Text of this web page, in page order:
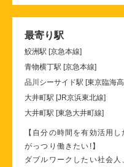
最寄り駅
鮫洲駅 [京急本線]
青物横丁駅 [京急本線]
品川シーサイド駅 [東京臨海
大井町駅 [JR京浜東北線]
大井町駅 [東急大井町線]
【自分の時間を有効活用
がっつり働きたい!】
ダブルワークしたい社会